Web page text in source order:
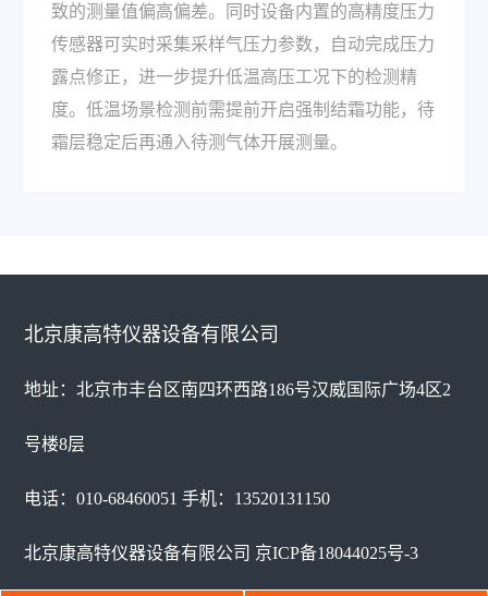
致的测量值偏高偏差。同时设备内置的高精度压力
传感器可实时采集采样气压力参数，自动完成压力
露点修正，进一步提升低温高压工况下的检测精
度。低温场景检测前需提前开启强制结霜功能，待
霜层稳定后再通入待测气体开展测量。
北京康高特仪器设备有限公司
地址：北京市丰台区南四环西路186号汉威国际广场4区2
号楼8层
电话：010-68460051 手机：13520131150
北京康高特仪器设备有限公司 京ICP备18044025号-3